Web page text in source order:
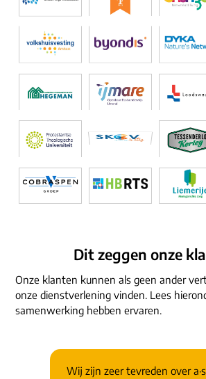
Dit zeggen onze
Onze klanten kunnen als geen ander
onze dienstverlening vinden. Lees
samenwerking hebben ervaren.
Wij zijn zeer tevreden over a·s